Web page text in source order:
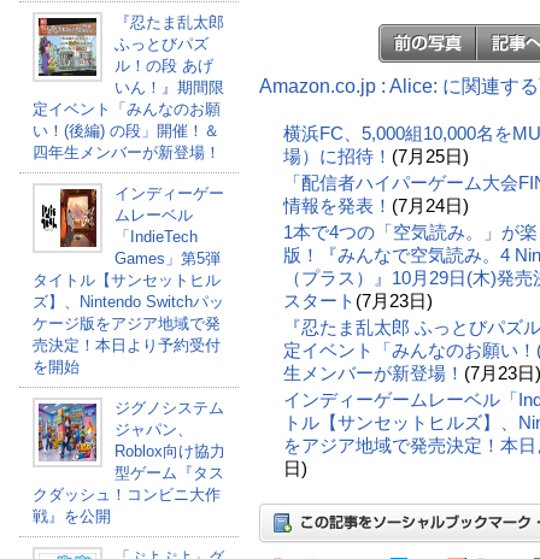
『忍たま乱太郎
ふっとびパズ
ル！の段 あげ
いん！』期間限
定イベント「みんなのお願
い！(後編) の段」開催！＆
四年生メンバーが新登場！
インディーゲー
ムレーベル
「IndieTech
Games」第5弾
タイトル【サンセットヒル
ズ】、Nintendo Switchパッ
ケージ版をアジア地域で発
売決定！本日より予約受付
を開始
ジグノシステム
ジャパン、
Roblox向け協力
型ゲーム『タス
クダッシュ！コンビニ大作
戦』を公開
Amazon.co.jp : Alice: に関連す
横浜FC、5,000組10,000名を
場）に招待！ (7月25日)
「配信者ハイパーゲーム大会
情報を発表！ (7月24日)
1本で4つの「空気読み。」が
版！『みんなで空気読み。4
（プラス）』10月29日(木)発
スタート (7月23日)
『忍たま乱太郎 ふっとびパズ
定イベント「みんなのお願い
生メンバーが新登場！ (7月23日)
インディーゲームレーベル「
トル【サンセットヒルズ】、
をアジア地域で発売決定！本
日)